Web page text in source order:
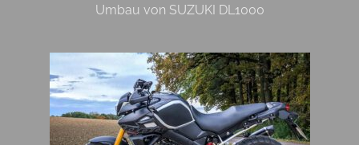
Umbau von SUZUKI DL1000